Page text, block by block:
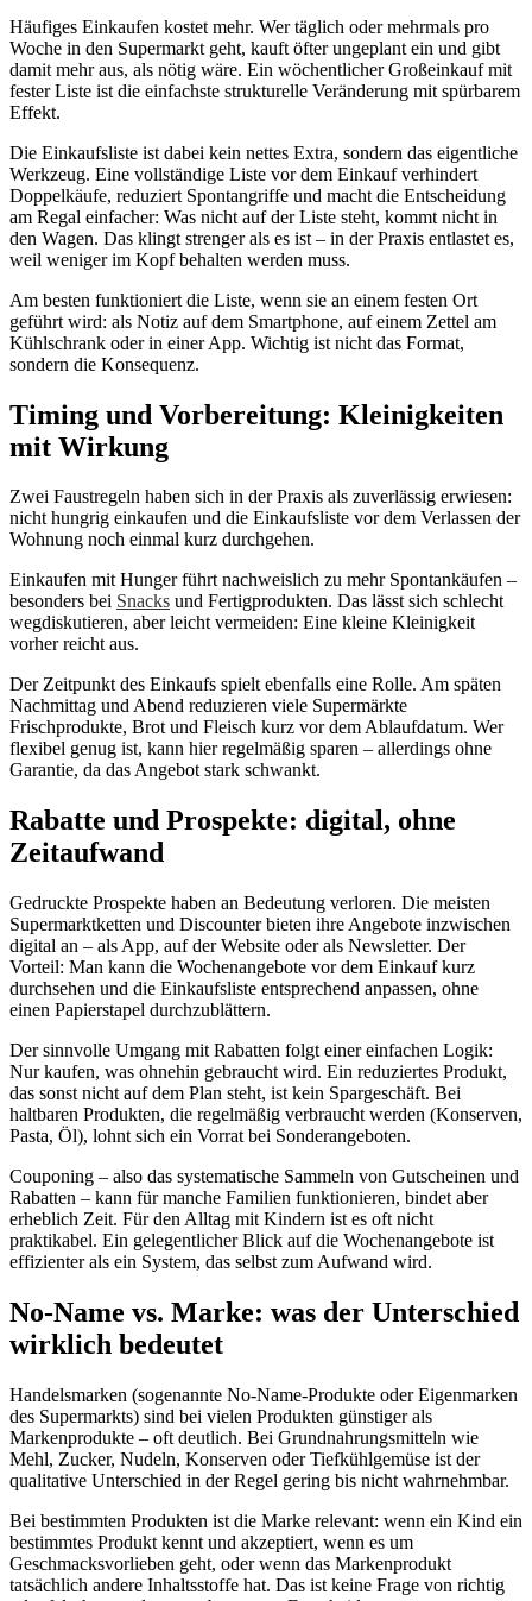
Häufiges Einkaufen kostet mehr. Wer täglich oder mehrmals pro
Woche in den Supermarkt geht, kauft öfter ungeplant ein und gibt
damit mehr aus, als nötig wäre. Ein wöchentlicher Großeinkauf mit
fester Liste ist die einfachste strukturelle Veränderung mit spürbarem
Effekt.
Die Einkaufsliste ist dabei kein nettes Extra, sondern das eigentliche
Werkzeug. Eine vollständige Liste vor dem Einkauf verhindert
Doppelkäufe, reduziert Spontangriffe und macht die Entscheidung
am Regal einfacher: Was nicht auf der Liste steht, kommt nicht in
den Wagen. Das klingt strenger als es ist – in der Praxis entlastet es,
weil weniger im Kopf behalten werden muss.
Am besten funktioniert die Liste, wenn sie an einem festen Ort
geführt wird: als Notiz auf dem Smartphone, auf einem Zettel am
Kühlschrank oder in einer App. Wichtig ist nicht das Format,
sondern die Konsequenz.
Timing und Vorbereitung: Kleinigkeiten
mit Wirkung
Zwei Faustregeln haben sich in der Praxis als zuverlässig erwiesen:
nicht hungrig einkaufen und die Einkaufsliste vor dem Verlassen der
Wohnung noch einmal kurz durchgehen.
Einkaufen mit Hunger führt nachweislich zu mehr Spontankäufen –
besonders bei Snacks und Fertigprodukten. Das lässt sich schlecht
wegdiskutieren, aber leicht vermeiden: Eine kleine Kleinigkeit
vorher reicht aus.
Der Zeitpunkt des Einkaufs spielt ebenfalls eine Rolle. Am späten
Nachmittag und Abend reduzieren viele Supermärkte
Frischprodukte, Brot und Fleisch kurz vor dem Ablaufdatum. Wer
flexibel genug ist, kann hier regelmäßig sparen – allerdings ohne
Garantie, da das Angebot stark schwankt.
Rabatte und Prospekte: digital, ohne
Zeitaufwand
Gedruckte Prospekte haben an Bedeutung verloren. Die meisten
Supermarktketten und Discounter bieten ihre Angebote inzwischen
digital an – als App, auf der Website oder als Newsletter. Der
Vorteil: Man kann die Wochenangebote vor dem Einkauf kurz
durchsehen und die Einkaufsliste entsprechend anpassen, ohne
einen Papierstapel durchzublättern.
Der sinnvolle Umgang mit Rabatten folgt einer einfachen Logik:
Nur kaufen, was ohnehin gebraucht wird. Ein reduziertes Produkt,
das sonst nicht auf dem Plan steht, ist kein Spargeschäft. Bei
haltbaren Produkten, die regelmäßig verbraucht werden (Konserven,
Pasta, Öl), lohnt sich ein Vorrat bei Sonderangeboten.
Couponing – also das systematische Sammeln von Gutscheinen und
Rabatten – kann für manche Familien funktionieren, bindet aber
erheblich Zeit. Für den Alltag mit Kindern ist es oft nicht
praktikabel. Ein gelegentlicher Blick auf die Wochenangebote ist
effizienter als ein System, das selbst zum Aufwand wird.
No-Name vs. Marke: was der Unterschied
wirklich bedeutet
Handelsmarken (sogenannte No-Name-Produkte oder Eigenmarken
des Supermarkts) sind bei vielen Produkten günstiger als
Markenprodukte – oft deutlich. Bei Grundnahrungsmitteln wie
Mehl, Zucker, Nudeln, Konserven oder Tiefkühlgemüse ist der
qualitative Unterschied in der Regel gering bis nicht wahrnehmbar.
Bei bestimmten Produkten ist die Marke relevant: wenn ein Kind ein
bestimmtes Produkt kennt und akzeptiert, wenn es um
Geschmacksvorlieben geht, oder wenn das Markenprodukt
tatsächlich andere Inhaltsstoffe hat. Das ist keine Frage von richtig